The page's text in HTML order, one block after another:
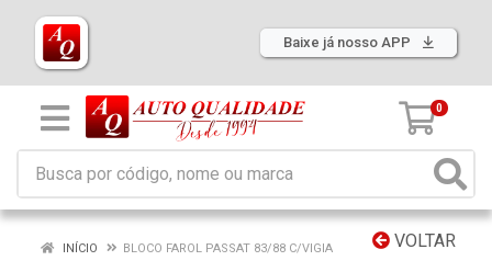
Baixe já nosso APP
0
VOLTAR
INÍCIO BLOCO FAROL PASSAT 83/88 C/VIGIA